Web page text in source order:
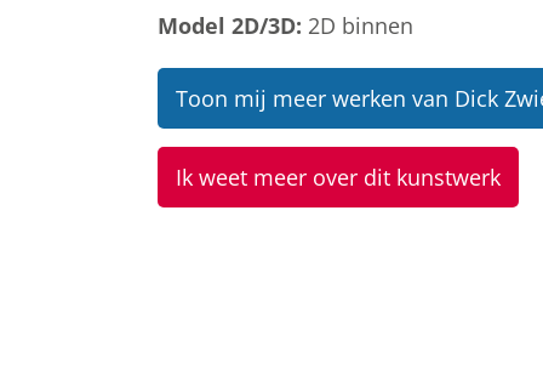
Model 2D/3D: 2D binnen
Toon mij meer werken van Dick
Ik weet meer over dit kunstwerk